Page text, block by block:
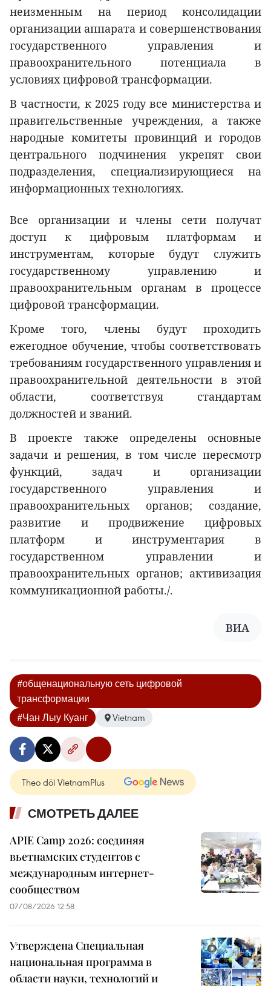
неизменным на период консолидации
организации аппарата и совершенствования
государственного управления и
правоохранительного потенциала в
условиях цифровой трансформации.
В частности, к 2025 году все министерства и
правительственные учреждения, а также
народные комитеты провинций и городов
центрального подчинения укрепят свои
подразделения, специализирующиеся на
информационных технологиях.
Все организации и члены сети получат
доступ к цифровым платформам и
инструментам, которые будут служить
государственному управлению и
правоохранительным органам в процессе
цифровой трансформации.
Кроме того, члены будут проходить
ежегодное обучение, чтобы соответствовать
требованиям государственного управления и
правоохранительной деятельности в этой
области, соответствуя стандартам
должностей и званий.
В проекте также определены основные
задачи и решения, в том числе пересмотр
функций, задач и организации
государственного управления и
правоохранительных органов; создание,
развитие и продвижение цифровых
платформ и инструментария в
государственном управлении и
правоохранительных органов; активизация
коммуникационной работы./.
ВИА
#общенациональную сеть цифровой
трансформации
#Чан Лыу Куанг
Vietnam
Theo dõi VietnamPlus
СМОТРЕТЬ ДАЛЕЕ
APIE Camp 2026: соединяя
вьетнамских студентов с
международным интернет-
сообществом
07/08/2026 12:58
Утверждена Специальная
национальная программа в
области науки, технологий и